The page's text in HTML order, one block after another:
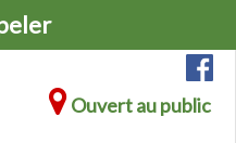
Ouvert au public